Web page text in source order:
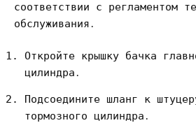
соответствии с регламентом
обслуживания․
Откройте крышку бачка
цилиндра․
Подсоедините шланг к
тормозного цилиндра․